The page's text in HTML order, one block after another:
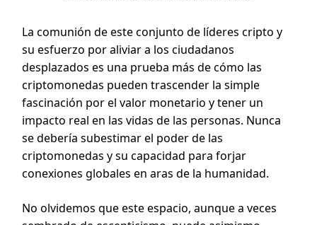
La comunión de este conjunto de líderes cripto y
su esfuerzo por aliviar a los ciudadanos
desplazados es una prueba más de cómo las
criptomonedas pueden trascender la simple
fascinación por el valor monetario y tener un
impacto real en las vidas de las personas. Nunca
se debería subestimar el poder de las
criptomonedas y su capacidad para forjar
conexiones globales en aras de la humanidad.
No olvidemos que este espacio, aunque a veces